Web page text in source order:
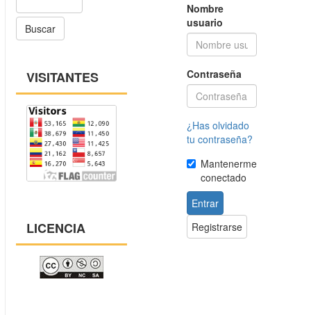
lateral
Nombre
usuario
Contraseña
¿Has olvidado
tu contraseña?
Mantenerme
conectado
Entrar
Registrarse
Buscar
VISITANTES
LICENCIA